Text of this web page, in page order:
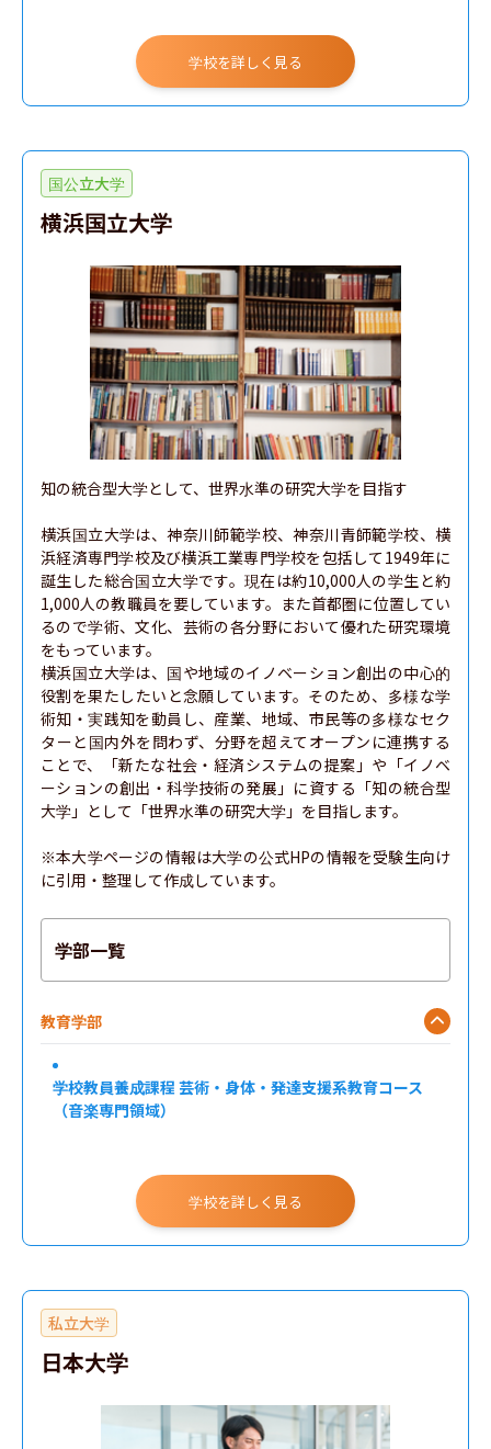
学校を詳しく見る
国公立大学
横浜国立大学
知の統合型大学として、世界水準の研究大学を目指す
横浜国立大学は、神奈川師範学校、神奈川青師範学校、横
浜経済専門学校及び横浜工業専門学校を包括して1949年に
誕生した総合国立大学です。現在は約10,000人の学生と約
1,000人の教職員を要しています。また首都圏に位置してい
るので学術、文化、芸術の各分野において優れた研究環境
をもっています。
横浜国立大学は、国や地域のイノベーション創出の中心的
役割を果たしたいと念願しています。そのため、多様な学
術知・実践知を動員し、産業、地域、市民等の多様なセク
ターと国内外を問わず、分野を超えてオープンに連携する
ことで、「新たな社会・経済システムの提案」や「イノベ
ーションの創出・科学技術の発展」に資する「知の統合型
大学」として「世界水準の研究大学」を目指します。
※本大学ページの情報は大学の公式HPの情報を受験生向け
に引用・整理して作成しています。
学部一覧
教育学部
学校教員養成課程 芸術・身体・発達支援系教育コース
（音楽専門領域）
学校を詳しく見る
私立大学
日本大学